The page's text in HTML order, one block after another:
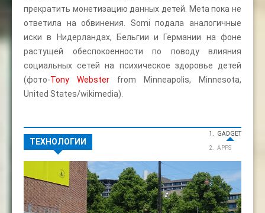
прекратить монетизацию данных детей. Meta пока не
ответила на обвинения. Somi подала аналогичные
иски в Нидерландах, Бельгии и Германии на фоне
растущей обеспокоенности по поводу влияния
социальных сетей на психическое здоровье детей
(фото-Tony Webster from Minneapolis, Minnesota,
United States/wikimedia).
ТЕХНОЛОГИИ
GADGET
APPS